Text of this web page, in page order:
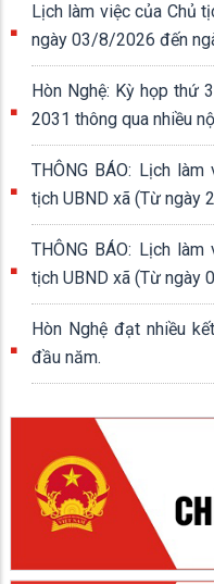
Lịch làm việc của Chủ
ngày 03/8/2026 đến
Hòn Nghệ: Kỳ họp thứ
2031 thông qua nhiều
THÔNG BÁO: Lịch
tịch UBND xã (Từ
THÔNG BÁO: Lịch
tịch UBND xã (Từ
Hòn Nghệ đạt nhiều
đầu năm.